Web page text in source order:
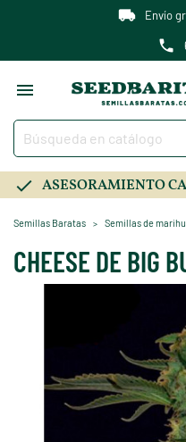
Envío

ASESORAMIENTO
Semillas Baratas Semillas de
CHEESE DE BIG